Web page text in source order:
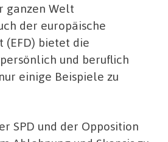
ganzen Welt
der europäische
bietet die
und beruflich
einige Beispiele zu
SPD und der Opposition